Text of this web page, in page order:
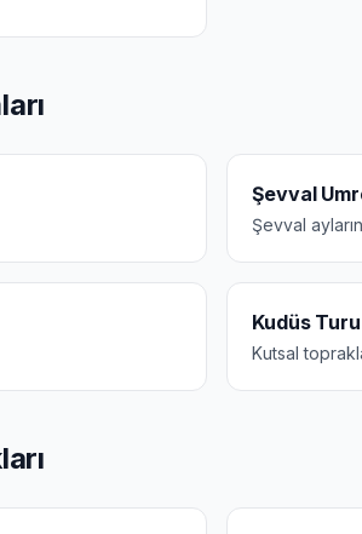
Şevval
Şevval
Kudüs Turu
Kutsal